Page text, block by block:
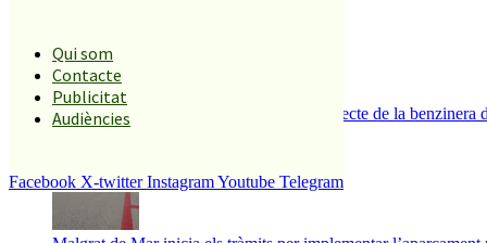
Qui som
Contacte
Publicitat
Audiències
Facebook X-twitter InstagramYoutube Telegram
Es presenten 17 al·legacions contra el projecte de la benzinera
4